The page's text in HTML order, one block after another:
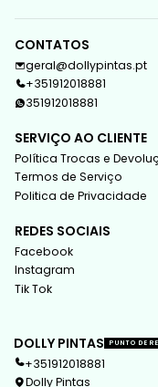
CONTATOS
geral@dollypintas.pt
+351912018881
351912018881
SERVIÇO AO CLIENTE
Política Trocas e
Termos de Serviço
Politica de Privacidade
REDES SOCIAIS
Facebook
Instagram
Tik Tok
DOLLY PINTAS PUNTO DE
+351912018881
Dolly Pintas